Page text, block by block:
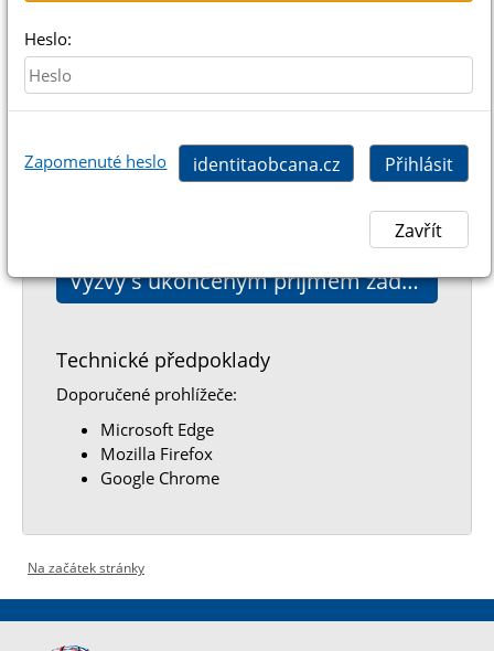
Národní plán obnovy
CzechTrade OP TAK
Výzvy s ukončeným příjmem žádostí:
Technické předpoklady
Doporučené prohlížeče:
Microsoft Edge
Mozilla Firefox
Google Chrome
Na začátek stránky
Heslo:
Zapomenuté heslo